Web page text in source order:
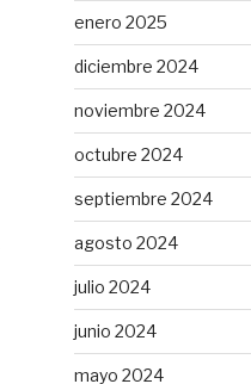
enero 2025
diciembre 2024
noviembre 2024
octubre 2024
septiembre 2024
agosto 2024
julio 2024
junio 2024
mayo 2024